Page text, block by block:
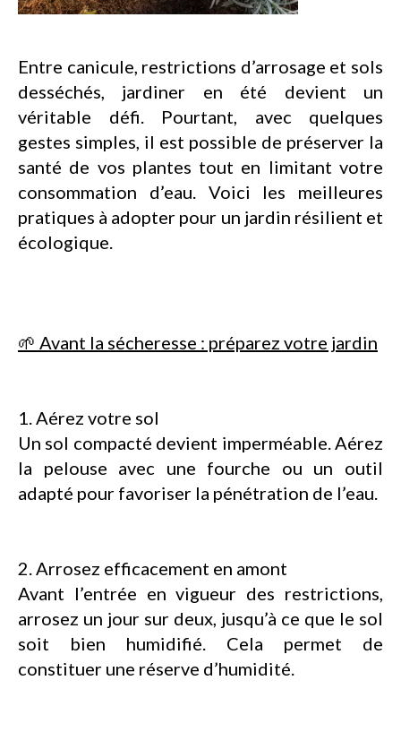
Entre canicule, restrictions d’arrosage et sols
desséchés, jardiner en été devient un
véritable défi. Pourtant, avec quelques
gestes simples, il est possible de préserver la
santé de vos plantes tout en limitant votre
consommation d’eau. Voici les meilleures
pratiques à adopter pour un jardin résilient et
écologique.
🌱 Avant la sécheresse : préparez votre jardin
1. Aérez votre sol
Un sol compacté devient imperméable. Aérez
la pelouse avec une fourche ou un outil
adapté pour favoriser la pénétration de l’eau.
2. Arrosez efficacement en amont
Avant l’entrée en vigueur des restrictions,
arrosez un jour sur deux, jusqu’à ce que le sol
soit bien humidifié. Cela permet de
constituer une réserve d’humidité.